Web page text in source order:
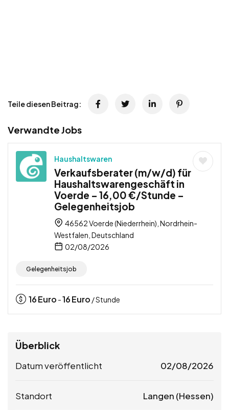
Teile diesen Beitrag:
Verwandte Jobs
Haushaltswaren
Verkaufsberater (m/w/d) für
Haushaltswarengeschäft in
Voerde – 16,00 €/Stunde –
Gelegenheitsjob
46562 Voerde (Niederrhein), Nordrhein-
Westfalen, Deutschland
02/08/2026
Gelegenheitsjob
16Euro -16Euro / Stunde
Überblick
Datum veröffentlicht 02/08/2026
Standort Langen (Hessen)